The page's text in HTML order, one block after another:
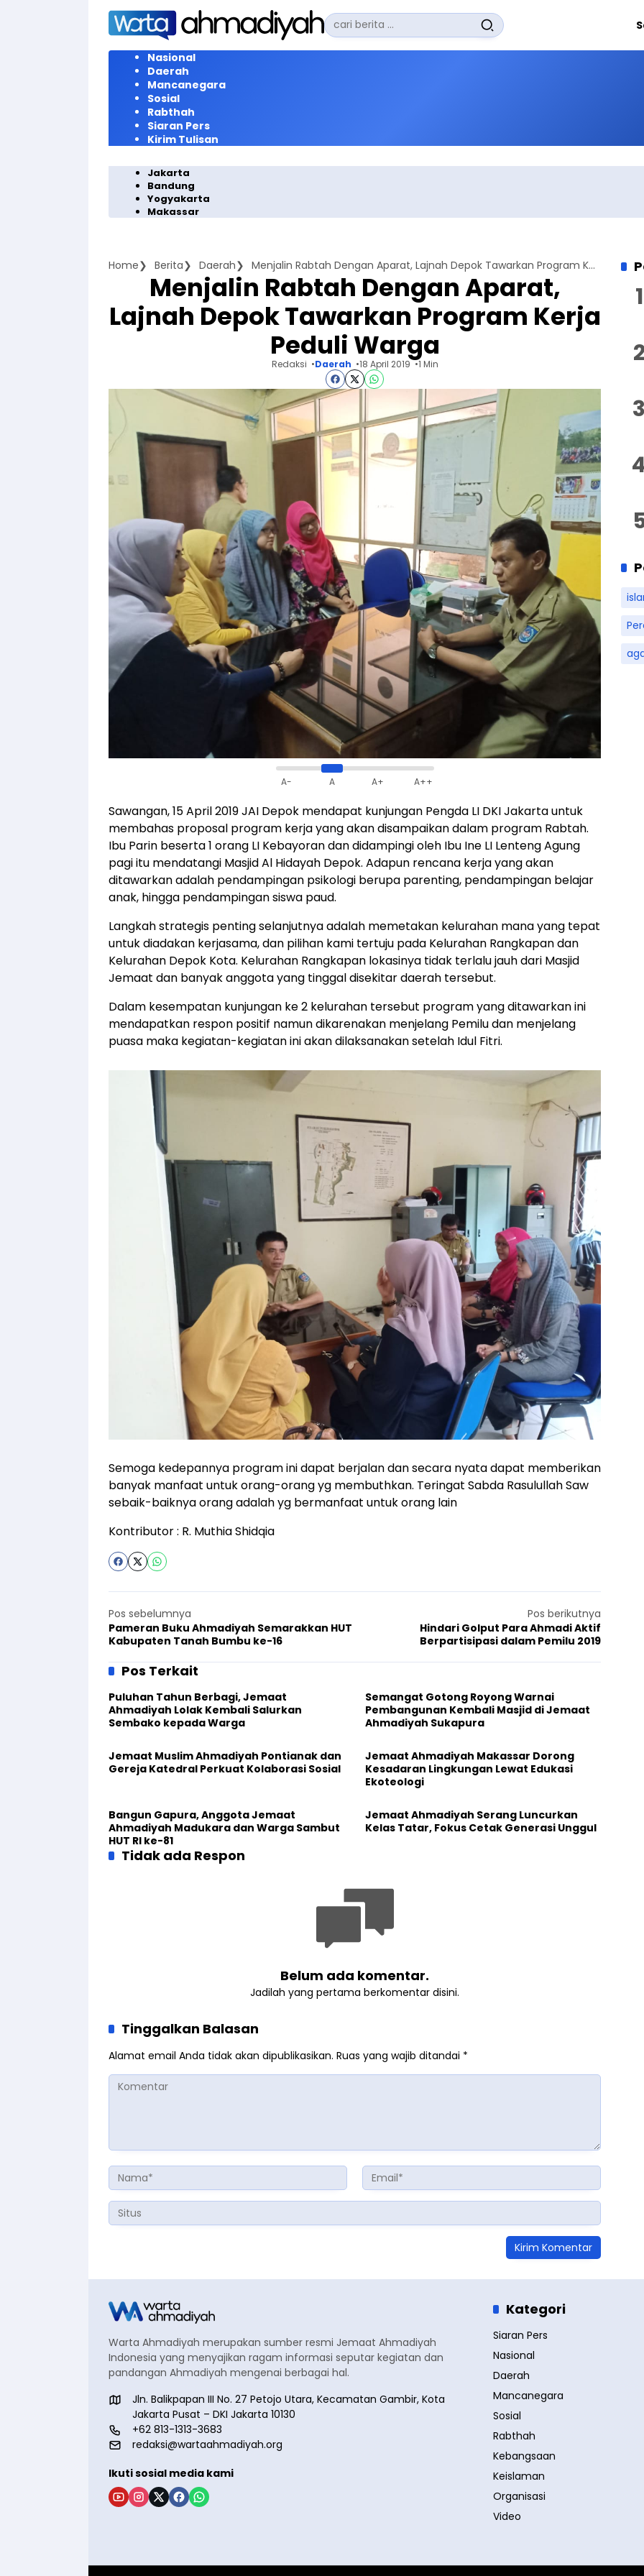
Langsung
konten
Pencarian
untuk:
Nasional
Daerah
Mancanegara
Sosial
Rabthah
Siaran Pers
Kirim Tulisan
Jakarta
Bandung
Yogyakarta
Makassar
Home Berita Daerah Menjalin Rabtah Dengan Aparat, Lajnah Depok Tawarkan Program Kerja Peduli Warga
Menjalin Rabtah Dengan Aparat,
Lajnah Depok Tawarkan Program Kerja
Peduli Warga
Redaksi Daerah 18 April 2019 1 Min
A- A A+ A++
Sawangan, 15 April 2019 JAI Depok mendapat kunjungan Pengda LI DKI Jakarta untuk
membahas proposal program kerja yang akan disampaikan dalam program Rabtah.
Ibu Parin beserta 1 orang LI Kebayoran dan didampingi oleh Ibu Ine LI Lenteng Agung
pagi itu mendatangi Masjid Al Hidayah Depok. Adapun rencana kerja yang akan
ditawarkan adalah pendampingan psikologi berupa parenting, pendampingan belajar
anak, hingga pendampingan siswa paud.
Langkah strategis penting selanjutnya adalah memetakan kelurahan mana yang tepat
untuk diadakan kerjasama, dan pilihan kami tertuju pada Kelurahan Rangkapan dan
Kelurahan Depok Kota. Kelurahan Rangkapan lokasinya tidak terlalu jauh dari Masjid
Jemaat dan banyak anggota yang tinggal disekitar daerah tersebut.
Dalam kesempatan kunjungan ke 2 kelurahan tersebut program yang ditawarkan ini
mendapatkan respon positif namun dikarenakan menjelang Pemilu dan menjelang
puasa maka kegiatan-kegiatan ini akan dilaksanakan setelah Idul Fitri.
Semoga kedepannya program ini dapat berjalan dan secara nyata dapat memberikan
banyak manfaat untuk orang-orang yg membuthkan. Teringat Sabda Rasulullah Saw
sebaik-baiknya orang adalah yg bermanfaat untuk orang lain
Kontributor : R. Muthia Shidqia
Pos sebelumnya
Pameran Buku Ahmadiyah Semarakkan HUT
Kabupaten Tanah Bumbu ke-16
Pos berikutnya
Hindari Golput Para Ahmadi Aktif
Berpartisipasi dalam Pemilu 2019
Pos Terkait
Puluhan Tahun Berbagi, Jemaat
Ahmadiyah Lolak Kembali Salurkan
Sembako kepada Warga
Semangat Gotong Royong Warnai
Pembangunan Kembali Masjid di Jemaat
Ahmadiyah Sukapura
Jemaat Muslim Ahmadiyah Pontianak dan
Gereja Katedral Perkuat Kolaborasi Sosial
Jemaat Ahmadiyah Makassar Dorong
Kesadaran Lingkungan Lewat Edukasi
Ekoteologi
Bangun Gapura, Anggota Jemaat
Ahmadiyah Madukara dan Warga Sambut
HUT RI ke-81
Jemaat Ahmadiyah Serang Luncurkan
Kelas Tatar, Fokus Cetak Generasi Unggul
Tidak ada Respon
Belum ada komentar.
Jadilah yang pertama berkomentar disini.
Tinggalkan Balasan
Alamat email Anda tidak akan dipublikasikan. Ruas yang wajib ditandai *
Warta Ahmadiyah merupakan sumber resmi Jemaat Ahmadiyah
Indonesia yang menyajikan ragam informasi seputar kegiatan dan
pandangan Ahmadiyah mengenai berbagai hal.
Jln. Balikpapan III No. 27 Petojo Utara, Kecamatan Gambir, Kota
Jakarta Pusat – DKI Jakarta 10130
+62 813-1313-3683
redaksi@wartaahmadiyah.org
Ikuti sosial media kami
Kategori
Siaran Pers
Nasional
Daerah
Mancanegara
Sosial
Rabthah
Kebangsaan
Keislaman
Organisasi
Video